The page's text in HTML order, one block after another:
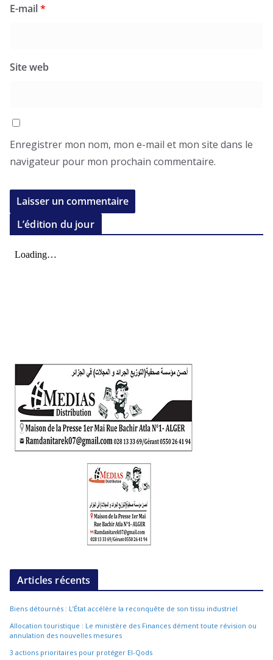
E-mail*
Site web
Enregistrer mon nom, mon e-mail et mon site dans le
navigateur pour mon prochain commentaire.
L’édition du jour
Articles récents
Biens détournés : L’État accélère la reconquête de son tissu industriel
Allocation touristique : Le ministère des Finances dément toute révision ou
annulation des nouvelles mesures
3 actions prioritaires pour protéger El-Qods